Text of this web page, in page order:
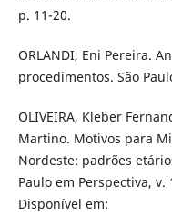
p. 11-20.
ORLANDI, Eni Pereira.
procedimentos. São
OLIVEIRA, Kleber
Martino. Motivos para
Nordeste: padrões
Paulo em Perspectiva,
Disponível em: